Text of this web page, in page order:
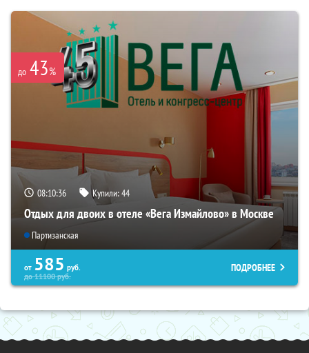
до 43%
08:10:36 Купили:44
Отдых для двоих в отеле «Вега Измайлово» в Москве
Партизанская
от 585 руб.
до11100руб.
ПОДРОБНЕЕ